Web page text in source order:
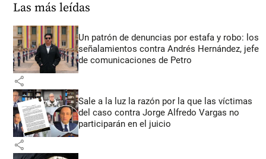
Las más leídas
Un patrón de denuncias por estafa y robo: los
señalamientos contra Andrés Hernández, jefe
de comunicaciones de Petro
share
Sale a la luz la razón por la que las víctimas
del caso contra Jorge Alfredo Vargas no
participarán en el juicio
share